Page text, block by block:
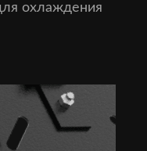
охлаждения